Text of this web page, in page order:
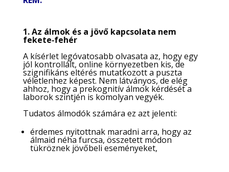
1. Az álmok és a jövő kapcsolata nem
fekete‑fehér
A kísérlet legóvatosabb olvasata az, hogy egy
jól kontrollált, online környezetben kis, de
szignifikáns eltérés mutatkozott a puszta
véletlenhez képest. Nem látványos, de elég
ahhoz, hogy a prekognitív álmok kérdését a
laborok szintjén is komolyan vegyék.
Tudatos álmodók számára ez azt jelenti:
érdemes nyitottnak maradni arra, hogy az
álmaid néha furcsa, összetett módon
tükröznek jövőbeli eseményeket,